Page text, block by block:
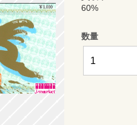
60%
数量